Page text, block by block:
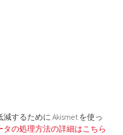
するために Akismet を使っ
タの処理方法の詳細はこちら